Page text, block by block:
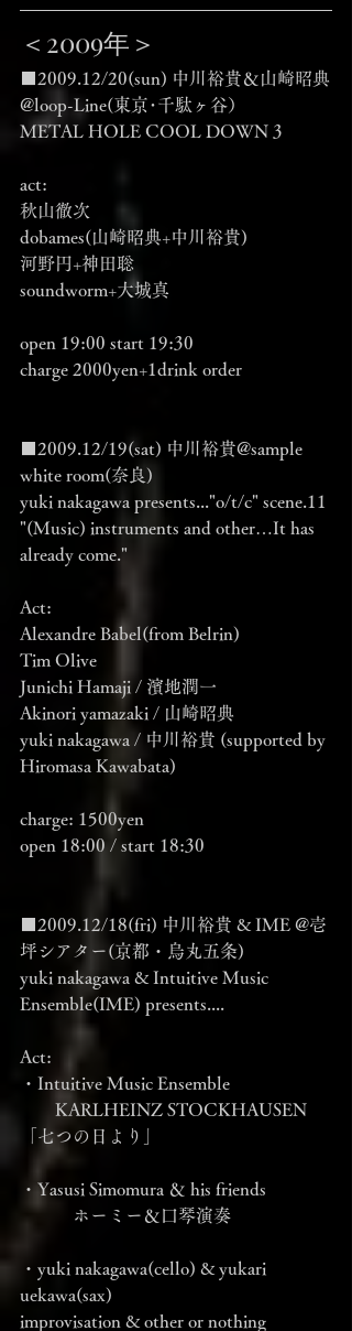
＜2009年＞
■2009.12/20(sun) 中川裕貴＆山崎昭典
@loop-Line(東京･千駄ヶ谷）
METAL HOLE COOL DOWN 3
act:
秋山徹次
dobames(山崎昭典+中川裕貴)
河野円+神田聡
soundworm+大城真
open 19:00 start 19:30
charge 2000yen+1drink order
■2009.12/19(sat) 中川裕貴@sample
white room(奈良)
yuki nakagawa presents..."o/t/c" scene.11
"(Music) instruments and other…It has
already come."
Act:
Alexandre Babel(from Belrin)
Tim Olive
Junichi Hamaji / 濱地潤一
Akinori yamazaki / 山崎昭典
yuki nakagawa / 中川裕貴 (supported by
Hiromasa Kawabata)
charge: 1500yen
open 18:00 / start 18:30
■2009.12/18(fri) 中川裕貴 & IME @壱
坪シアター(京都・烏丸五条)
yuki nakagawa & Intuitive Music
Ensemble(IME) presents....
Act:
・Intuitive Music Ensemble
KARLHEINZ STOCKHAUSEN
「七つの日より」
・Yasusi Simomura ＆ his friends
ホーミー＆口琴演奏
・yuki nakagawa(cello) & yukari
uekawa(sax)
improvisation & other or nothing